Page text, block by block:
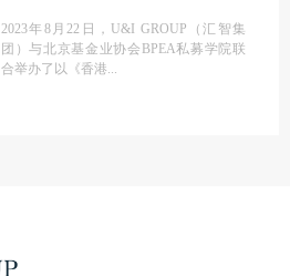
2023年8月22日，U&I GROUP（汇智集
团）与北京基金业协会BPEA私募学院联
合举办了以《香港